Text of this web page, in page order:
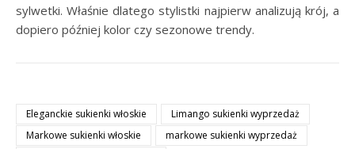
sylwetki. Właśnie dlatego stylistki najpierw analizują krój, a
dopiero później kolor czy sezonowe trendy.
Eleganckie sukienki włoskie
Limango sukienki wyprzedaż
Markowe sukienki włoskie
markowe sukienki wyprzedaż